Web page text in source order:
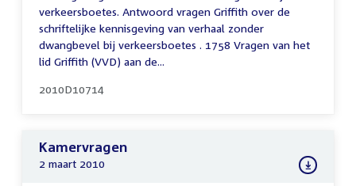
verkeersboetes. Antwoord vragen Griffith over de
schriftelijke kennisgeving van verhaal zonder
dwangbevel bij verkeersboetes . 1758 Vragen van het
lid Griffith (VVD) aan de...
2010D10714
Kamervragen
2 maart 2010